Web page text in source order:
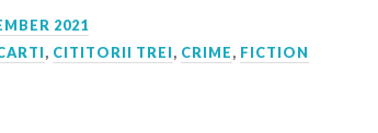
2021
, CITITORII TREI, CRIME, FICTION